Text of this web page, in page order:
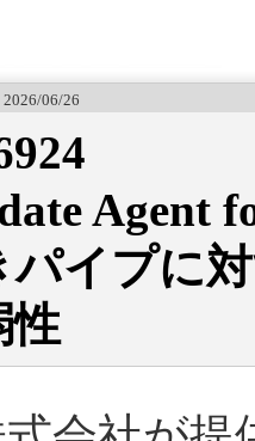
06/26
Agent
パイプに
性